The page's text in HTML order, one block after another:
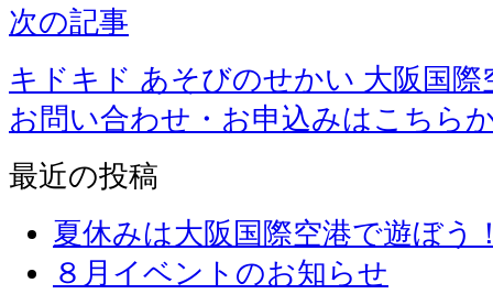
次の記事
キドキド あそびのせかい 大阪国際
お問い合わせ・お申込みはこちら
最近の投稿
夏休みは大阪国際空港で遊ぼう
８月イベントのお知らせ